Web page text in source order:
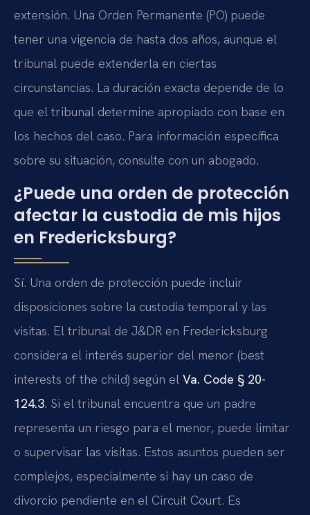
extensión. Una Orden Permanente (PO) puede
tener una vigencia de hasta dos años, aunque el
tribunal puede extenderla en ciertas
circunstancias. La duración exacta depende de lo
que el tribunal determine apropiado con base en
los hechos del caso. Para información específica
sobre su situación, consulte con un abogado.
¿Puede una orden de protección
afectar la custodia de mis hijos
en Fredericksburg?
Sí. Una orden de protección puede incluir
disposiciones sobre la custodia temporal y las
visitas. El tribunal de J&DR en Fredericksburg
considera el interés superior del menor (best
interests of the child) según el Va. Code § 20-
124.3. Si el tribunal encuentra que un padre
representa un riesgo para el menor, puede limitar
o supervisar las visitas. Estos asuntos pueden ser
complejos, especialmente si hay un caso de
divorcio pendiente en el Circuit Court. Es